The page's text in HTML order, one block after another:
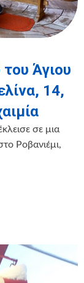
Άγιου
14,
σε μια
Ροβανιέμι,